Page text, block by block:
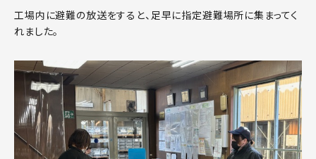
工場内に避難の放送をすると、足早に指定避難場所に集まってく
れました。